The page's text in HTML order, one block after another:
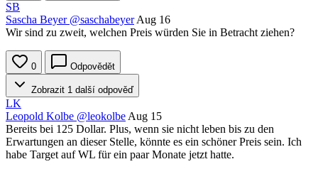
SB
Sascha Beyer @saschabeyer Aug 16
Wir sind zu zweit, welchen Preis würden Sie in Betracht ziehen?
0 Odpovědět
Zobrazit 1 další odpověď
LK
Leopold Kolbe @leokolbe Aug 15
Bereits bei 125 Dollar. Plus, wenn sie nicht leben bis zu den
Erwartungen an dieser Stelle, könnte es ein schöner Preis sein. Ich
habe Target auf WL für ein paar Monate jetzt hatte.